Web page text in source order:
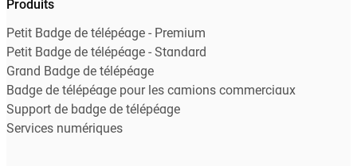
Produits
Petit Badge de télépéage - Premium
Petit Badge de télépéage - Standard
Grand Badge de télépéage
Badge de télépéage pour les camions commerciaux
Support de badge de télépéage
Services numériques